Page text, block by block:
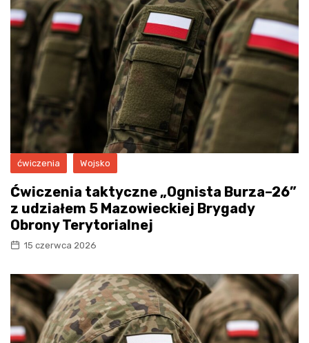
ćwiczenia Wojsko
Ćwiczenia taktyczne „Ognista Burza–26”
z udziałem 5 Mazowieckiej Brygady
Obrony Terytorialnej
15 czerwca 2026